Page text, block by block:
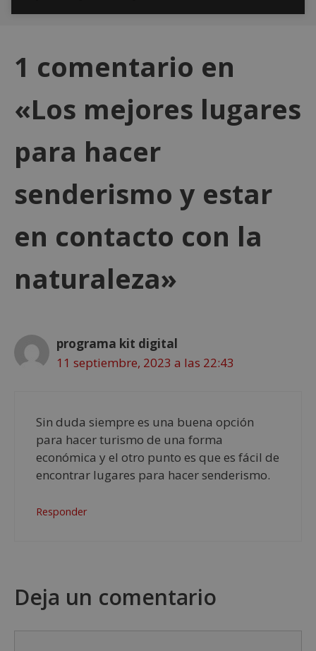
1 comentario en
«Los mejores lugares
para hacer
senderismo y estar
en contacto con la
naturaleza»
programa kit digital
11 septiembre, 2023 a las 22:43
Sin duda siempre es una buena opción
para hacer turismo de una forma
económica y el otro punto es que es fácil de
encontrar lugares para hacer senderismo.
Responder
Deja un comentario